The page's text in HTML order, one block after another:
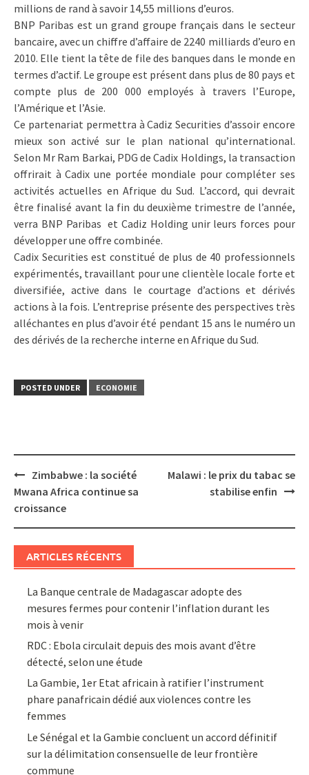
millions de rand à savoir 14,55 millions d’euros.
BNP Paribas est un grand groupe français dans le secteur
bancaire, avec un chiffre d’affaire de 2240 milliards d’euro en
2010. Elle tient la tête de file des banques dans le monde en
termes d’actif. Le groupe est présent dans plus de 80 pays et
compte plus de 200 000 employés à travers l’Europe,
l’Amérique et l’Asie.
Ce partenariat permettra à Cadiz Securities d’assoir encore
mieux son activé sur le plan national qu’international.
Selon Mr Ram Barkai, PDG de Cadix Holdings, la transaction
offrirait à Cadix une portée mondiale pour compléter ses
activités actuelles en Afrique du Sud. L’accord, qui devrait
être finalisé avant la fin du deuxième trimestre de l’année,
verra BNP Paribas et Cadiz Holding unir leurs forces pour
développer une offre combinée.
Cadix Securities est constitué de plus de 40 professionnels
expérimentés, travaillant pour une clientèle locale forte et
diversifiée, active dans le courtage d’actions et dérivés
actions à la fois. L’entreprise présente des perspectives très
alléchantes en plus d’avoir été pendant 15 ans le numéro un
des dérivés de la recherche interne en Afrique du Sud.
POSTED UNDER ECONOMIE
Post
navigation
Zimbabwe : la société
Mwana Africa continue sa
croissance
Malawi : le prix du tabac se
stabilise enfin
ARTICLES RÉCENTS
La Banque centrale de Madagascar adopte des
mesures fermes pour contenir l’inflation durant les
mois à venir
RDC : Ebola circulait depuis des mois avant d’être
détecté, selon une étude
La Gambie, 1er Etat africain à ratifier l’instrument
phare panafricain dédié aux violences contre les
femmes
Le Sénégal et la Gambie concluent un accord définitif
sur la délimitation consensuelle de leur frontière
commune